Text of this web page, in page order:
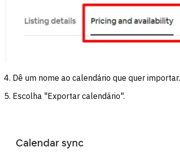
4. Dê um nome ao calendário que quer importar.
5. Escolha "Exportar calendário".